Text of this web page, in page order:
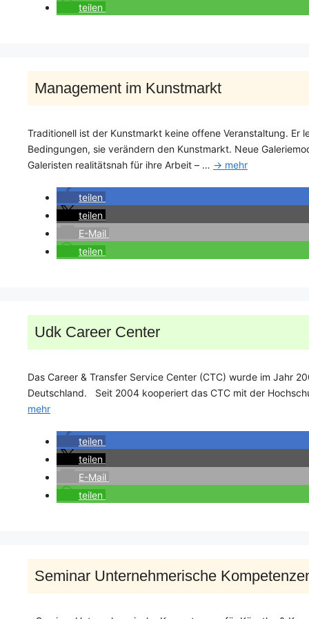
teilen
Management im Kunstmarkt
Traditionell ist der Kunstmarkt keine offene Veranstaltung. Er
Bedingungen, sie verändern den Kunstmarkt. Neue
Galeristen realitätsnah für ihre Arbeit – … → mehr
teilen
teilen
E-Mail
teilen
Udk Career Center
Das Career & Transfer Service Center (CTC) wurde im Jahr
Deutschland. Seit 2004 kooperiert das CTC mit der
mehr
teilen
teilen
E-Mail
teilen
Seminar Unternehmerische